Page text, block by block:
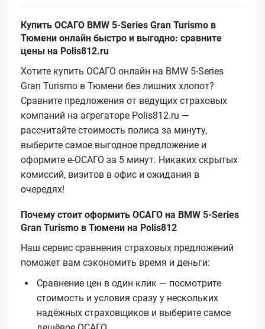
Купить ОСАГО BMW 5-Series Gran Turismo в
Тюмени онлайн быстро и выгодно: сравните
цены на Polis812.ru
Хотите купить ОСАГО онлайн на BMW 5-Series
Gran Turismo в Тюмени без лишних хлопот?
Сравните предложения от ведущих страховых
компаний на агрегаторе Polis812.ru —
рассчитайте стоимость полиса за минуту,
выберите самое выгодное предложение и
оформите е‑ОСАГО за 5 минут. Никаких скрытых
комиссий, визитов в офис и ожидания в
очередях!
Почему стоит оформить ОСАГО на BMW 5-Series
Gran Turismo в Тюмени на Polis812
Наш сервис сравнения страховых предложений
поможет вам сэкономить время и деньги:
Сравнение цен в один клик — посмотрите
стоимость и условия сразу у нескольких
надёжных страховщиков и выберите самое